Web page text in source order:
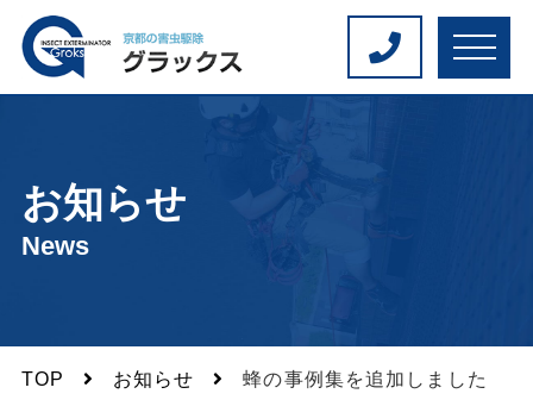
M
E
お知らせ
News
TOP お知らせ 蜂の事例集を追加しました